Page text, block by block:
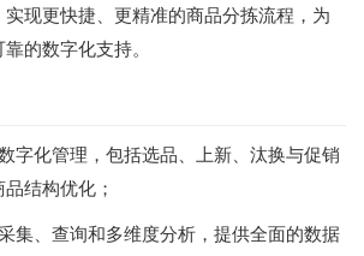
实现更快捷、更精准的商品分拣流程，为
的数字化支持。
字化管理，包括选品、上新、汰换与促销
结构优化；
集、查询和多维度分析，提供全面的数据